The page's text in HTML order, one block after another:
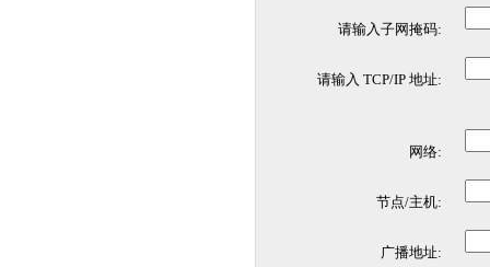
请输入子网掩码:
请输入 TCP/IP 地址:
网络:
节点/主机:
广播地址: